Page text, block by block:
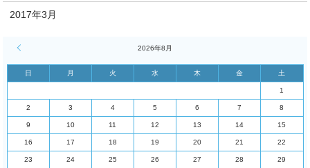
2017年3月
2026年8月
日 月 火 水 木 金 土
1
2 3 4 5 6 7 8
9 10 11 12 13 14 15
16 17 18 19 20 21 22
23 24 25 26 27 28 29